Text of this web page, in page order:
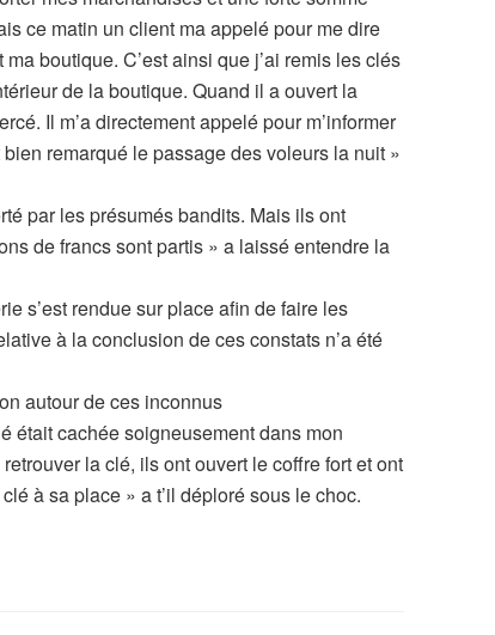
ce matin un client ma appelé pour me dire
boutique. C’est ainsi que j’ai remis les clés
de la boutique. Quand il a ouvert la
Il m’a directement appelé pour m’informer
remarqué le passage des voleurs la nuit »
par les présumés bandits. Mais ils ont
de francs sont partis » a laissé entendre la
s’est rendue sur place afin de faire les
à la conclusion de ces constats n’a été
autour de ces inconnus
était cachée soigneusement dans mon
la clé, ils ont ouvert le coffre fort et ont
à sa place » a t’il déploré sous le choc.